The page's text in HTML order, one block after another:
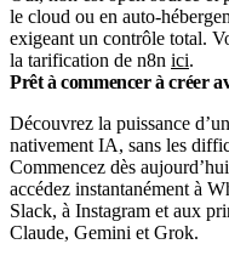
le cloud ou en auto-
exigeant un contrôle total.
la tarification de n8n ici.
Prêt à commencer à créer
Découvrez la puissance
nativement IA, sans les
Commencez dès
accédez instantanément à
Slack, à Instagram et aux
Claude, Gemini et Grok.